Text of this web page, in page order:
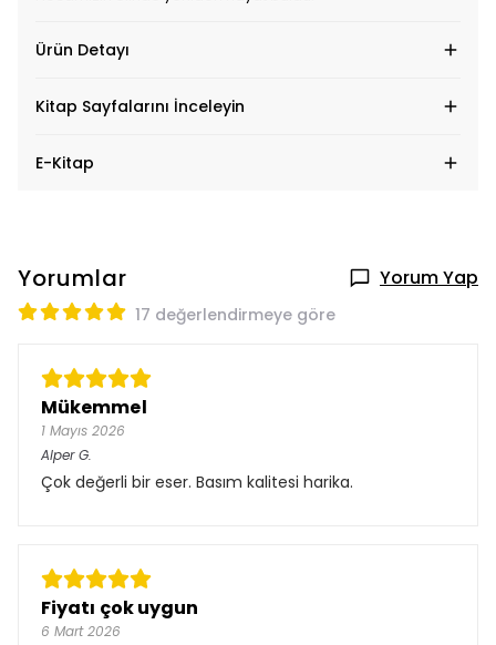
Ürün Detayı
Kitap Sayfalarını İnceleyin
E-Kitap
Yorumlar Yorum Yap
17 değerlendirmeye göre
Mükemmel
1 Mayıs 2026
Alper G.
Çok değerli bir eser. Basım kalitesi harika.
Fiyatı çok uygun
6 Mart 2026